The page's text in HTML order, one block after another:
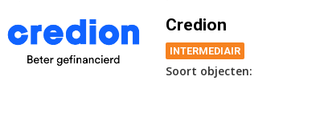
Credion
INTERMEDIAIR
Soort objecten: